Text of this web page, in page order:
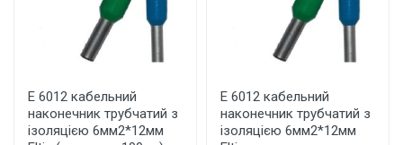
E 6012 кабельний
наконечник трубчатий з
ізоляцією 6мм2*12мм
E 6012 кабельний
наконечник трубчатий з
ізоляцією 6мм2*12мм